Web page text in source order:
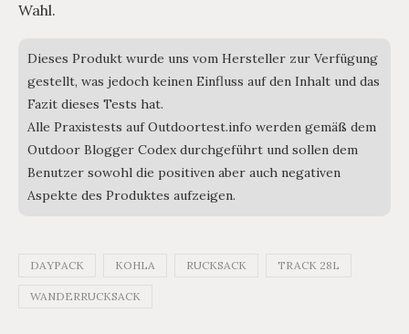
Wahl.
Dieses Produkt wurde uns vom Hersteller zur Verfügung
gestellt, was jedoch keinen Einfluss auf den Inhalt und das
Fazit dieses Tests hat.
Alle Praxistests auf Outdoortest.info werden gemäß dem
Outdoor Blogger Codex durchgeführt und sollen dem
Benutzer sowohl die positiven aber auch negativen
Aspekte des Produktes aufzeigen.
DAYPACK KOHLA RUCKSACK TRACK 28L
WANDERRUCKSACK